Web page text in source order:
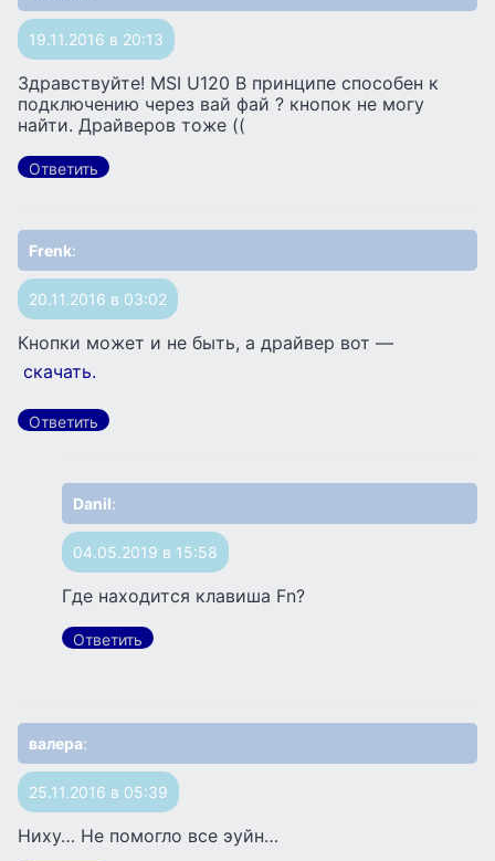
19.11.2016 в 20:13
Здравствуйте! MSI U120 В принципе способен к
подключению через вай фай ? кнопок не могу
найти. Драйверов тоже ((
Ответить
Frenk:
20.11.2016 в 03:02
Кнопки может и не быть, а драйвер вот —
скачать.
Ответить
Danil:
04.05.2019 в 15:58
Где находится клавиша Fn?
Ответить
валера:
25.11.2016 в 05:39
Ниху… Не помогло все эуйн…